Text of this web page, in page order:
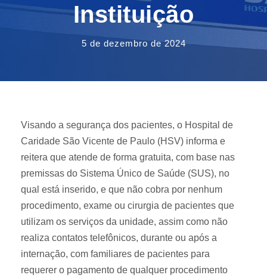
Instituição
5 de dezembro de 2024
Visando a segurança dos pacientes, o Hospital de
Caridade São Vicente de Paulo (HSV) informa e
reitera que atende de forma gratuita, com base nas
premissas do Sistema Único de Saúde (SUS), no
qual está inserido, e que não cobra por nenhum
procedimento, exame ou cirurgia de pacientes que
utilizam os serviços da unidade, assim como não
realiza contatos telefônicos, durante ou após a
internação, com familiares de pacientes para
requerer o pagamento de qualquer procedimento